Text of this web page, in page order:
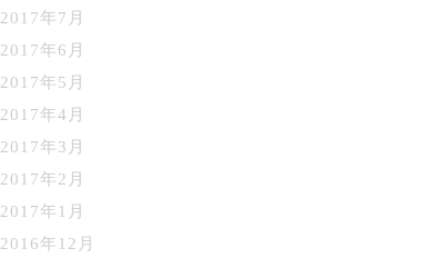
2017年7月
2017年6月
2017年5月
2017年4月
2017年3月
2017年2月
2017年1月
2016年12月